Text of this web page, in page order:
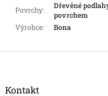
Povrchy:
Dřevěné
povrchem
Výrobce: Bona
Kontakt